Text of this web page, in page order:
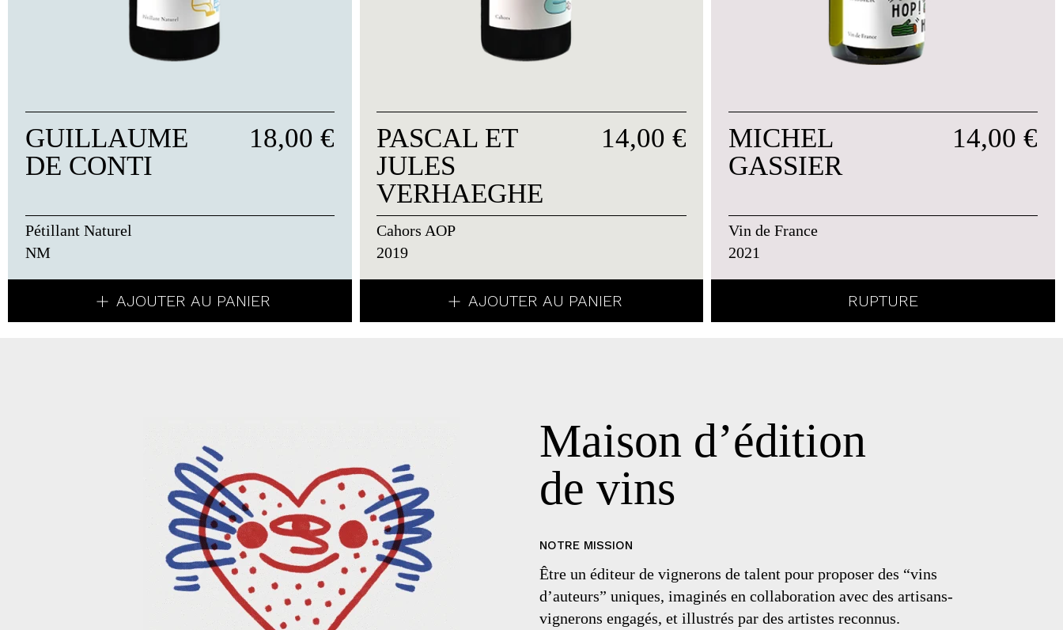
GUILLAUME
DE CONTI
18,00 €
Pétillant Naturel
NM
AJOUTER AU PANIER
PASCAL ET
JULES
VERHAEGHE
14,00 €
Cahors AOP
2019
AJOUTER AU PANIER
MICHEL
GASSIER
14,00 €
Vin de France
2021
RUPTURE
Maison d’édition
de vins
NOTRE MISSION
Être un éditeur de vignerons de talent pour proposer des “vins
d’auteurs” uniques, imaginés en collaboration avec des artisans-
vignerons engagés, et illustrés par des artistes reconnus.